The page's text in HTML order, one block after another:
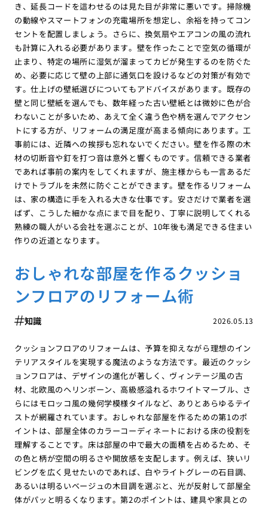
き、延長コードを這わせるのは見た目が非常に悪いです。掃除機
の動線やスマートフォンの充電場所を想定し、余裕を持ってコン
セントを配置しましょう。さらに、換気扇やエアコンの風の流れ
も計算に入れる必要があります。壁を作ったことで空気の循環が
止まり、特定の場所に湿気が溜まってカビが発生するのを防ぐた
め、必要に応じて壁の上部に通気口を設けるなどの対策が有効で
す。仕上げの壁紙選びについてもアドバイスがあります。既存の
壁と同じ壁紙を選んでも、数年経った古い壁紙とは微妙に色が合
わないことが多いため、あえて全く違う色や柄を選んでアクセン
トにする方が、リフォームの満足度が高まる傾向にあります。工
事前には、近隣への挨拶も忘れないでください。壁を作る際の木
材の切断音や釘を打つ音は意外と響くものです。信頼できる業者
であれば事前の案内をしてくれますが、施主様からも一言あるだ
けでトラブルを未然に防ぐことができます。壁を作るリフォーム
は、家の構造に手を入れる大きな仕事です。安さだけで業者を選
ばず、こうした細かな点にまで目を配り、丁寧に説明してくれる
熟練の職人がいる会社を選ぶことが、10年後も満足できる住まい
作りの近道となります。
おしゃれな部屋を作るクッショ
ンフロアのリフォーム術
2026.05.13
知識
クッションフロアのリフォームは、予算を抑えながら理想のイン
テリアスタイルを実現する魔法のような方法です。最近のクッシ
ョンフロアは、デザインの進化が著しく、ヴィンテージ風の古
材、北欧風のヘリンボーン、高級感溢れるホワイトマーブル、さ
らにはモロッコ風の幾何学模様タイルなど、ありとあらゆるテイ
ストが網羅されています。おしゃれな部屋を作るための第1のポ
イントは、部屋全体のカラーコーディネートにおける床の役割を
理解することです。床は部屋の中で最大の面積を占めるため、そ
の色と柄が空間の明るさや開放感を支配します。例えば、狭いリ
ビングを広く見せたいのであれば、白やライトグレーの石目調、
あるいは明るいベージュの木目調を選ぶと、光が反射して部屋全
体がパッと明るくなります。第2のポイントは、建具や家具との